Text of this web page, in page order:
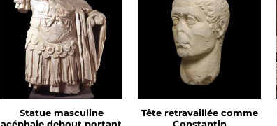
Statue masculine
Tête retravaillée comme